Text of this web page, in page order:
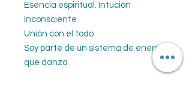
Esencia espiritual. Intución
Inconsciente
Unión con el todo
Soy parte de un sistema de energia
que danza